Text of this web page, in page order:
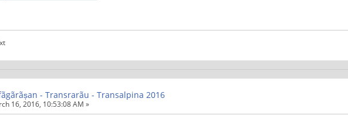
- Transrarãu - Transalpina 2016
16, 2016, 10:53:08 AM »